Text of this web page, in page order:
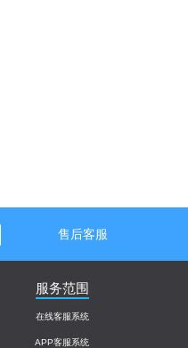
售后客服
服务范围
在线客服系统
APP客服系统